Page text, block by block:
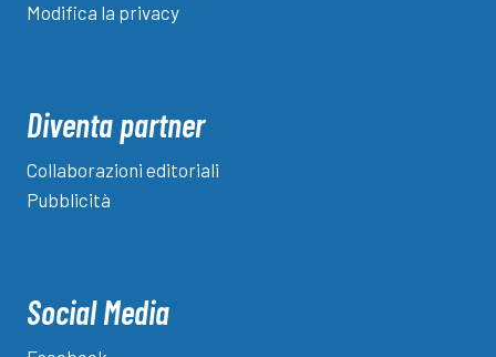
Modifica la privacy
Diventa partner
Collaborazioni editoriali
Pubblicità
Social Media